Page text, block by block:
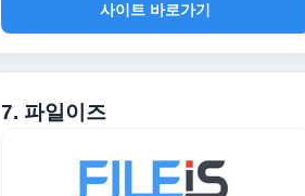
사이트 바로가기
7. 파일이즈